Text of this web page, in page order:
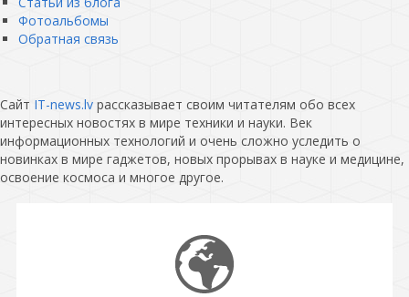
Фотоальбомы
Обратная связь
Сайт IT-news.lv рассказывает своим читателям обо всех
интересных новостях в мире техники и науки. Век
информационных технологий и очень сложно уследить о
новинках в мире гаджетов, новых прорывах в науке и медицине,
освоение космоса и многое другое.